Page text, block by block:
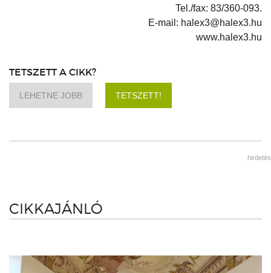
Tel./fax: 83/360-093.
E-mail: halex3@halex3.hu
www.halex3.hu
TETSZETT A CIKK?
LEHETNE JOBB TETSZETT!
hirdetés
CIKKAJÁNLÓ